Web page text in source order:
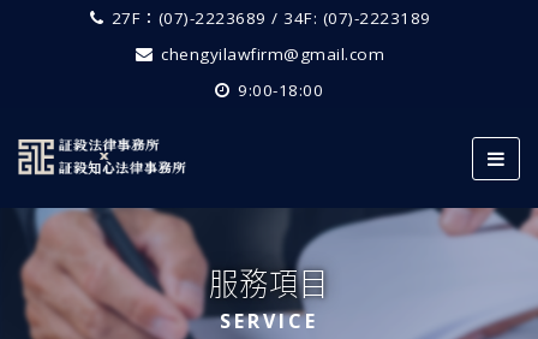
27F：(07)-2223689 / 34F: (07)-2223189
chengyilawfirm@gmail.com
9:00-18:00
服務項目
SERVICE